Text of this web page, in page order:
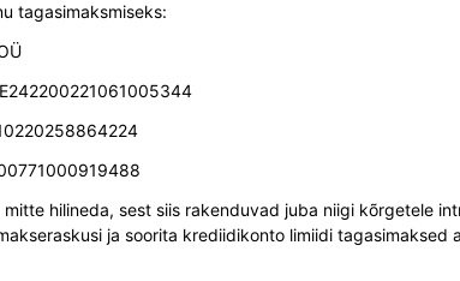
tagasimaksmiseks:
hilineda, sest siis rakenduvad juba niigi kõrgetele
ja soorita krediidikonto limiidi tagasimaksed